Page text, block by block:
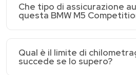
Che tipo di assicurazione
questa BMW M5
Qual è il limite di
succede se lo supero?